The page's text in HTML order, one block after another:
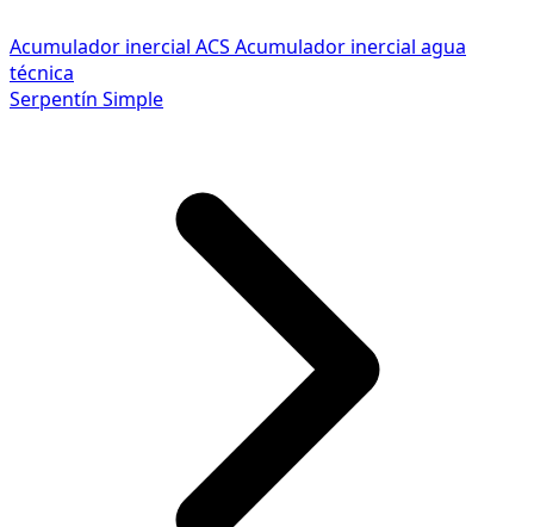
Acumulador inercial ACS Acumulador inercial agua
técnica
Serpentín Simple